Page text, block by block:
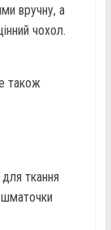
вручну, а
чохол.
також
ткання